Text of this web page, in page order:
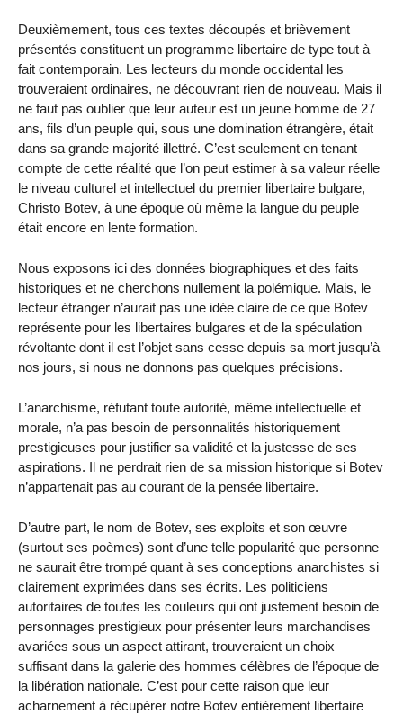
Deuxièmement, tous ces textes découpés et brièvement
présentés constituent un programme libertaire de type tout à
fait contemporain. Les lecteurs du monde occidental les
trouveraient ordinaires, ne découvrant rien de nouveau. Mais il
ne faut pas oublier que leur auteur est un jeune homme de 27
ans, fils d’un peuple qui, sous une domination étrangère, était
dans sa grande majorité illettré. C’est seulement en tenant
compte de cette réalité que l’on peut estimer à sa valeur réelle
le niveau culturel et intellectuel du premier libertaire bulgare,
Christo Botev, à une époque où même la langue du peuple
était encore en lente formation.
Nous exposons ici des données biographiques et des faits
historiques et ne cherchons nullement la polémique. Mais, le
lecteur étranger n’aurait pas une idée claire de ce que Botev
représente pour les libertaires bulgares et de la spéculation
révoltante dont il est l’objet sans cesse depuis sa mort jusqu’à
nos jours, si nous ne donnons pas quelques précisions.
L’anarchisme, réfutant toute autorité, même intellectuelle et
morale, n’a pas besoin de personnalités historiquement
prestigieuses pour justifier sa validité et la justesse de ses
aspirations. Il ne perdrait rien de sa mission historique si Botev
n’appartenait pas au courant de la pensée libertaire.
D’autre part, le nom de Botev, ses exploits et son œuvre
(surtout ses poèmes) sont d’une telle popularité que personne
ne saurait être trompé quant à ses conceptions anarchistes si
clairement exprimées dans ses écrits. Les politiciens
autoritaires de toutes les couleurs qui ont justement besoin de
personnages prestigieux pour présenter leurs marchandises
avariées sous un aspect attirant, trouveraient un choix
suffisant dans la galerie des hommes célèbres de l’époque de
la libération nationale. C’est pour cette raison que leur
acharnement à récupérer notre Botev entièrement libertaire